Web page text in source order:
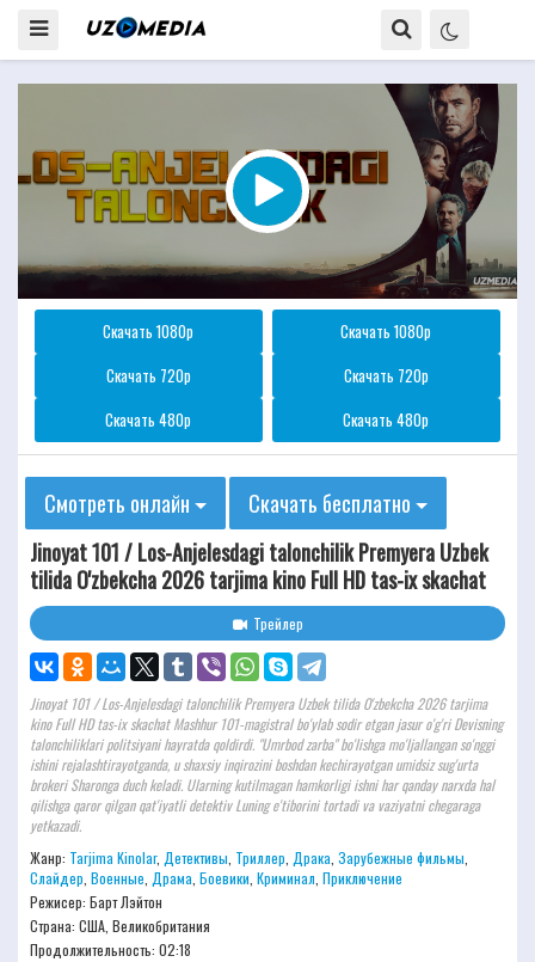
Скачать 1080p
Скачать 1080p
Скачать 720p
Скачать 720p
Скачать 480p
Скачать 480p
Смотреть онлайн
Скачать бесплатно
Jinoyat 101 / Los-Anjelesdagi talonchilik Premyera Uzbek
tilida O'zbekcha 2026 tarjima kino Full HD tas-ix skachat
Трейлер
Jinoyat 101 / Los-Anjelesdagi talonchilik Premyera Uzbek tilida O'zbekcha 2026 tarjima
kino Full HD tas-ix skachat Mashhur 101-magistral bo'ylab sodir etgan jasur o'g'ri Devisning
talonchiliklari politsiyani hayratda qoldirdi. "Umrbod zarba" bo'lishga mo'ljallangan so'nggi
ishini rejalashtirayotganda, u shaxsiy inqirozini boshdan kechirayotgan umidsiz sug'urta
brokeri Sharonga duch keladi. Ularning kutilmagan hamkorligi ishni har qanday narxda hal
qilishga qaror qilgan qat'iyatli detektiv Luning e'tiborini tortadi va vaziyatni chegaraga
yetkazadi.
Жанр: Tarjima Kinolar, Детективы Триллер Драка Зарубежные фильмы
Слайдер Военные Драма Боевики Криминал Приключение
Режисер: Барт Лэйтон
Страна: США, Великобритания
Продолжительность: 02:18